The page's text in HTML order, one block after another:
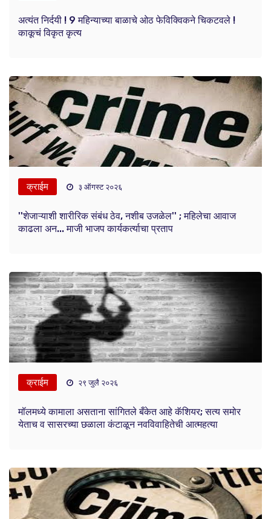
अत्यंत निर्दयी ! 9 महिन्याच्या बाळाचे ओठ फेविक्विकने चिकटवले !
काकूचं विकृत कृत्य
क्राईम ३ ऑगस्ट २०२६
''शेजाऱ्याशी शारीरिक संबंध ठेव, नशीब उजळेल'' ; महिलेचा आवाज
काढला अन... माजी भाजप कार्यकर्त्याचा प्रताप
क्राईम २९ जुलै २०२६
मॉलमध्ये कामाला असताना सांगितले बँकेत आहे कॅशियर; सत्य समोर
येताच व सासरच्या छळाला कंटाळून नवविवाहितेची आत्महत्या